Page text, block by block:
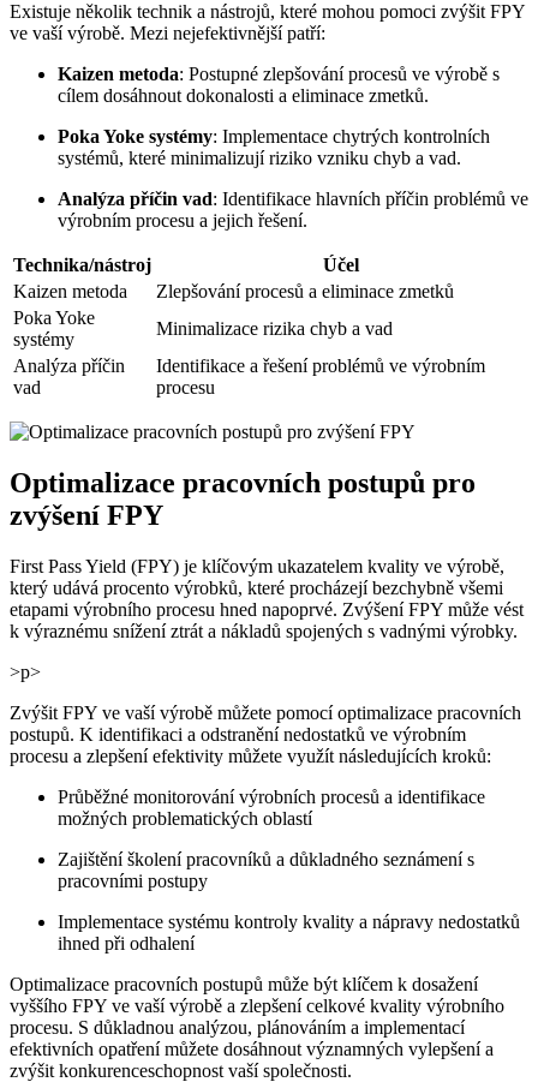
Existuje několik technik a nástrojů, které mohou pomoci zvýšit FPY
ve vaší výrobě. Mezi nejefektivnější patří:
Kaizen metoda: Postupné zlepšování procesů ve výrobě s
cílem dosáhnout dokonalosti a eliminace zmetků.
Poka Yoke systémy: Implementace chytrých kontrolních
systémů, které minimalizují riziko vzniku chyb a vad.
Analýza příčin vad: Identifikace hlavních příčin problémů ve
výrobním procesu a jejich řešení.
Technika/nástroj
Účel
Kaizen metoda
Zlepšování procesů a eliminace zmetků
Poka Yoke
systémy
Minimalizace rizika chyb a vad
Analýza příčin
vad
Identifikace a řešení problémů ve výrobním
procesu
Optimalizace pracovních postupů pro
zvýšení FPY
First Pass Yield (FPY) je klíčovým ukazatelem kvality ve výrobě,
který udává procento výrobků, které procházejí bezchybně všemi
etapami výrobního procesu hned napoprvé. Zvýšení FPY může vést
k výraznému snížení ztrát a nákladů spojených s vadnými výrobky.
>p>
Zvýšit FPY ve vaší výrobě můžete pomocí optimalizace pracovních
postupů. K identifikaci a odstranění nedostatků ve výrobním
procesu a zlepšení efektivity můžete využít následujících kroků:
Průběžné monitorování výrobních procesů a identifikace
možných problematických oblastí
Zajištění školení pracovníků a důkladného seznámení s
pracovními postupy
Implementace systému kontroly kvality a nápravy nedostatků
ihned při odhalení
Optimalizace pracovních postupů může být klíčem k dosažení
vyššího FPY ve vaší výrobě a zlepšení celkové kvality výrobního
procesu. S důkladnou analýzou, plánováním a implementací
efektivních opatření můžete dosáhnout významných vylepšení a
zvýšit konkurenceschopnost vaší společnosti.